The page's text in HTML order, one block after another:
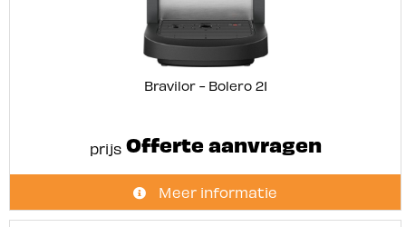
Bravilor - Bolero 21
prijsOfferte aanvragen
Meer informatie